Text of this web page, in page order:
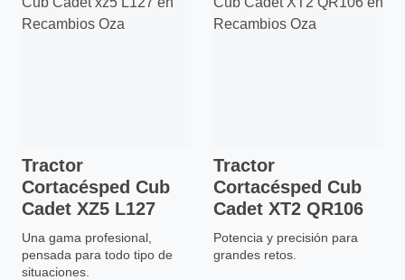
Tractor
Cortacésped Cub
Cadet XZ5 L127
Una gama profesional,
pensada para todo tipo de
situaciones.
Tractor
Cortacésped Cub
Cadet XT2 QR106
Potencia y precisión para
grandes retos.